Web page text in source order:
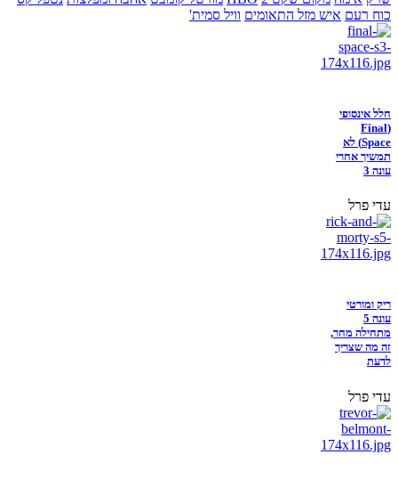
כוח רעם איש מזל התאומים וויל סמית'
חלל אינסופי
(Final
Space) לא
תמשיך אחרי
עונה 3
עדי פרל
ריק ומורטי
עונה 5
מתחילה מחר,
זה מה שצריך
לדעת
עדי פרל